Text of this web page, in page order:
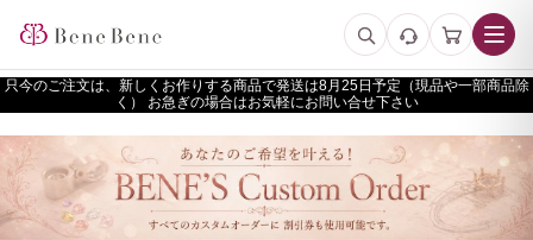
只今のご注文は、新しくお作りする商品で発送は
予定（現品や一部商品除
く） お急ぎの場合はお気軽にお問い合せ下さい